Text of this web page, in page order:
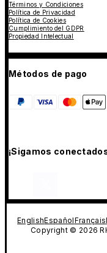
Términos y Condiciones
Política de Privacidad
Política de Cookies
Cumplimiento del GDPR
Propiedad Intelectual
Métodos de pago
¡Sigamos
EnglishEspañolFrançais
Copyright © 2026